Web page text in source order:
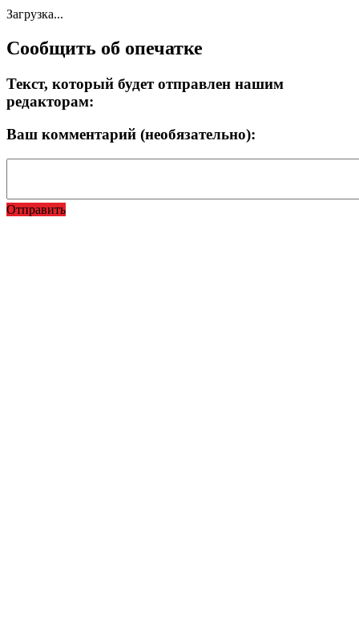
Загрузка...
Сообщить об опечатке
Текст, который будет отправлен нашим
редакторам:
Ваш комментарий (необязательно):
Отправить